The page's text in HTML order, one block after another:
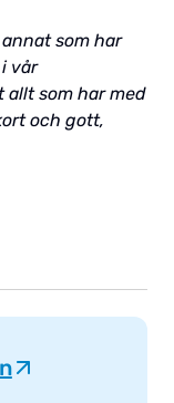
som har
vår
allt som har med
och gott,